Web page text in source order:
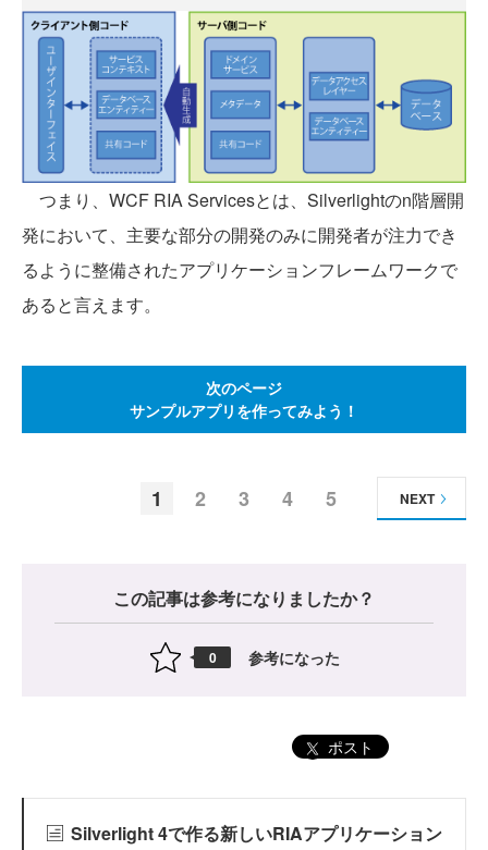
つまり、WCF RIA Servicesとは、Silverlightのn階層開
発において、主要な部分の開発のみに開発者が注力でき
るように整備されたアプリケーションフレームワークで
あると言えます。
次のページ
サンプルアプリを作ってみよう！
1 2 3 4 5 NEXT
この記事は参考になりましたか？
0 参考になった
ポスト
Silverlight 4で作る新しいRIAアプリケーション